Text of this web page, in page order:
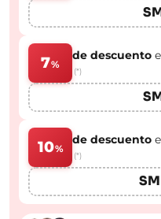
7%
de descuento
(*)
10%
de descuento
(*)